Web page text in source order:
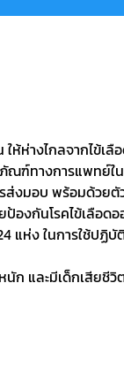
ห้ห่างไกลจากไข้เลื
ฑ์ทางการแพทย์
ส่งมอบ พร้อมด้วย
กันโรคไข้เลือด
ง ในการใช้ปฏิบั
และมีเด็กเสียชี